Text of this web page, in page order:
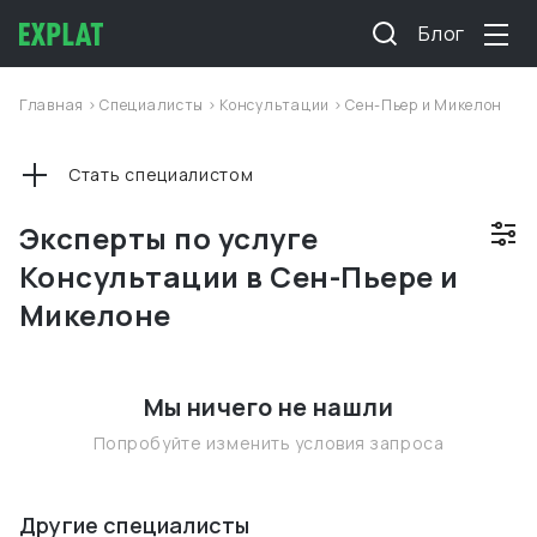
Блог
Главная >Специалисты > Консультации >Сен-Пьер и Микелон
Эксперты по услуге
Консультации в Сен-Пьере и
Микелоне
Стать специалистом
Мы ничего не нашли
Попробуйте изменить условия запроса
Другие специалисты